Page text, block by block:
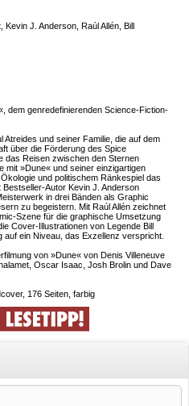
J. Anderson, Raúl Allén, Bill
dem genredefinierenden Science-Fiction-
und seiner Familie, die auf dem
über die Förderung des Spice
das Reisen zwischen den Sternen
mit »Dune« und seiner einzigartigen
und politischem Ränkespiel das
Autor Kevin J. Anderson
in drei Bänden als Graphic
zu begeistern. Mit Raúl Allén zeichnet
Szene für die graphische Umsetzung
Cover-Illustrationen von Legende Bill
auf ein Niveau, das Exzellenz verspricht.
von »Dune« von Denis Villeneuve
Oscar Isaac, Josh Brolin und Dave
176 Seiten, farbig